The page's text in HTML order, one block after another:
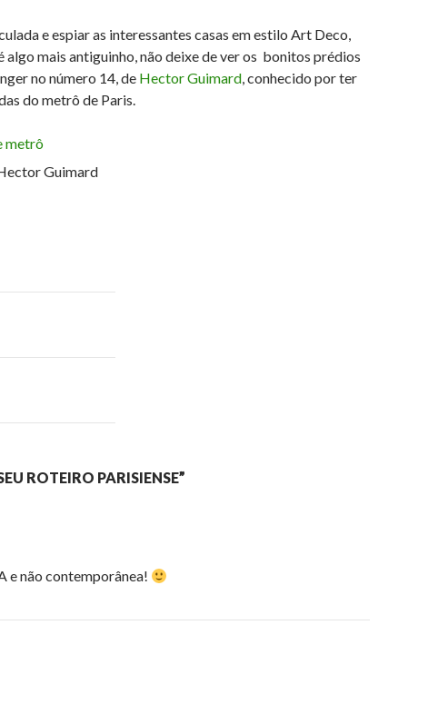
e espiar as interessantes casas em estilo Art Deco,
algo mais antiguinho, não deixe de ver os bonitos prédios
no número 14, de Hector Guimard, conhecido por ter
do metrô de Paris.
Guimard
ROTEIRO PARISIENSE”
e não contemporânea!